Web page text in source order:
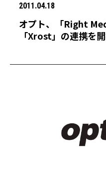
2011.04.18
オプト、「Right
「Xrost」の連携を